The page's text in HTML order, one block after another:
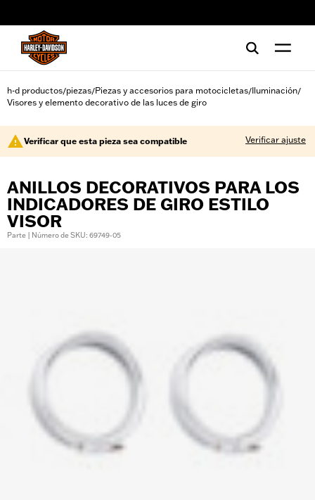
h-d productos/piezas/Piezas y accesorios para motocicletas/Iluminación/
Visores y elemento decorativo de las luces de giro
Verificar que esta pieza sea compatible Verificar ajuste
ANILLOS DECORATIVOS PARA LOS
INDICADORES DE GIRO ESTILO
VISOR
Parte | Número de SKU: 69749-05